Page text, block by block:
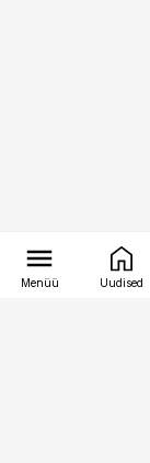
Menüü Uudised